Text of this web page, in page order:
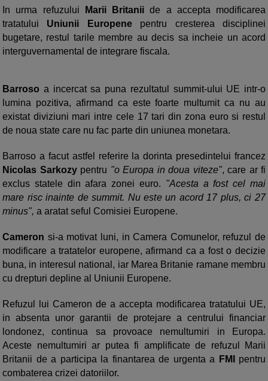
In urma refuzului Marii Britanii de a accepta modificarea
tratatului Uniunii Europene pentru cresterea disciplinei
bugetare, restul tarile membre au decis sa incheie un acord
interguvernamental de integrare fiscala.
Barroso a incercat sa puna rezultatul summit-ului UE intr-o
lumina pozitiva, afirmand ca este foarte multumit ca nu au
existat diviziuni mari intre cele 17 tari din zona euro si restul
de noua state care nu fac parte din uniunea monetara.
Barroso a facut astfel referire la dorinta presedintelui francez
Nicolas Sarkozypentru "o Europa in doua viteze", care ar fi
exclus statele din afara zonei euro. "Acesta a fost cel mai
mare risc inainte de summit. Nu este un acord 17 plus, ci 27
minus", a aratat seful Comisiei Europene.
Cameron si-a motivat luni, in Camera Comunelor, refuzul de
modificare a tratatelor europene, afirmand ca a fost o decizie
buna, in interesul national, iar Marea Britanie ramane membru
cu drepturi depline al Uniunii Europene.
Refuzul lui Cameron de a accepta modificarea tratatului UE,
in absenta unor garantii de protejare a centrului financiar
londonez, continua sa provoace nemultumiri in Europa.
Aceste nemultumiri ar putea fi amplificate de refuzul Marii
Britanii de a participa la finantarea de urgenta a
FMI
pentru
combaterea crizei datoriilor.